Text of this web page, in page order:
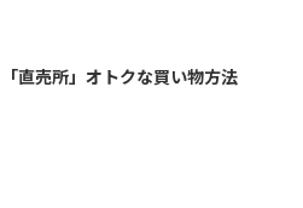
「直売所」オトクな買い物方法